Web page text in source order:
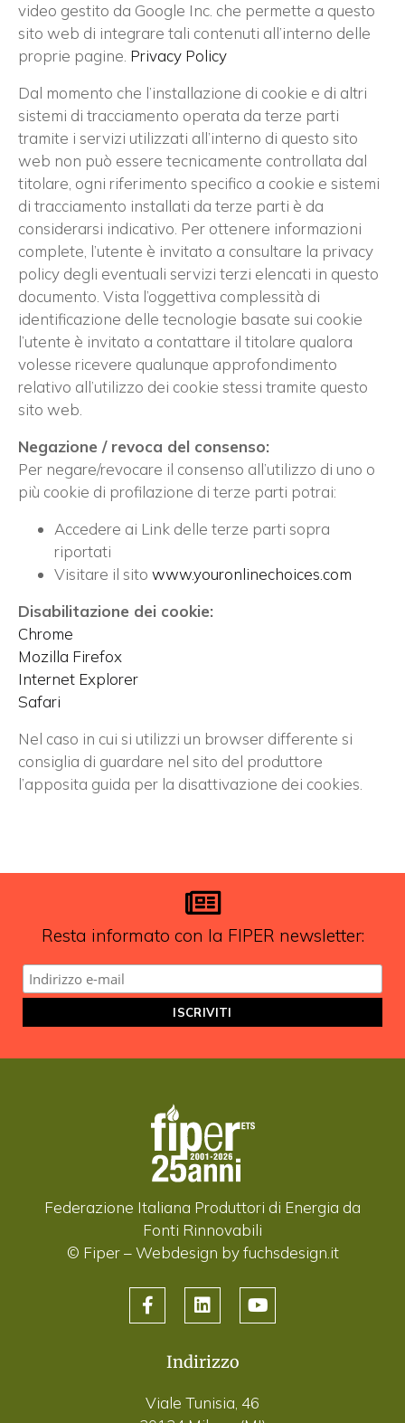
video gestito da Google Inc. che permette a questo
sito web di integrare tali contenuti all’interno delle
proprie pagine. Privacy Policy
Dal momento che l’installazione di cookie e di altri
sistemi di tracciamento operata da terze parti
tramite i servizi utilizzati all’interno di questo sito
web non può essere tecnicamente controllata dal
titolare, ogni riferimento specifico a cookie e sistemi
di tracciamento installati da terze parti è da
considerarsi indicativo. Per ottenere informazioni
complete, l’utente è invitato a consultare la privacy
policy degli eventuali servizi terzi elencati in questo
documento. Vista l’oggettiva complessità di
identificazione delle tecnologie basate sui cookie
l’utente è invitato a contattare il titolare qualora
volesse ricevere qualunque approfondimento
relativo all’utilizzo dei cookie stessi tramite questo
sito web.
Negazione / revoca del consenso:
Per negare/revocare il consenso all’utilizzo di uno o
più cookie di profilazione di terze parti potrai:
Accedere ai Link delle terze parti sopra
riportati
Visitare il sito www.youronlinechoices.com
Disabilitazione dei cookie:
Chrome
Mozilla Firefox
Internet Explorer
Safari
Nel caso in cui si utilizzi un browser differente si
consiglia di guardare nel sito del produttore
l’apposita guida per la disattivazione dei cookies.
Resta informato con la FIPER newsletter:
Federazione Italiana Produttori di Energia da
Fonti Rinnovabili
© Fiper –Webdesign by fuchsdesign.it
Indirizzo
Viale Tunisia, 46